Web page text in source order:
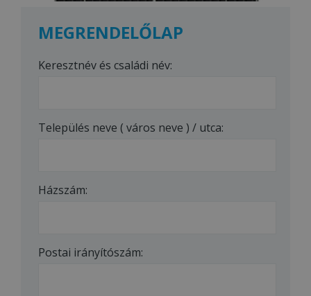
MEGRENDELŐLAP
Keresztnév és családi név:
Település neve ( város neve ) / utca:
Házszám:
Postai irányítószám: